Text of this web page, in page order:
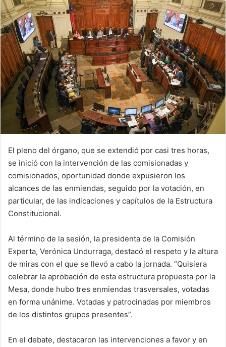
El pleno del órgano, que se extendió por casi tres horas,
se inició con la intervención de las comisionadas y
comisionados, oportunidad donde expusieron los
alcances de las enmiendas, seguido por la votación, en
particular, de las indicaciones y capítulos de la Estructura
Constitucional.
Al término de la sesión, la presidenta de la Comisión
Experta, Verónica Undurraga, destacó el respeto y la altura
de miras con el que se llevó a cabo la jornada. “Quisiera
celebrar la aprobación de esta estructura propuesta por la
Mesa, donde hubo tres enmiendas trasversales, votadas
en forma unánime. Votadas y patrocinadas por miembros
de los distintos grupos presentes”.
En el debate, destacaron las intervenciones a favor y en